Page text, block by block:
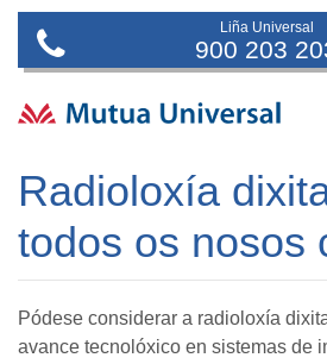
Liña Universal
900 203
Radioloxía
todos os nosos
Pódese considerar a radioloxía
avance tecnolóxico en sistemas de